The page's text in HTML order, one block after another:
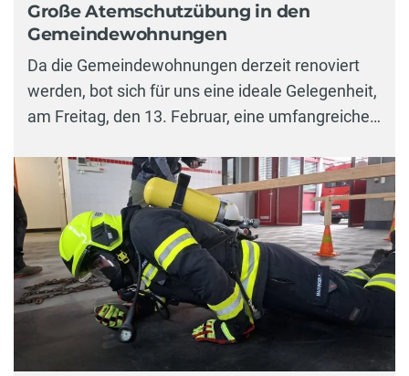
Große Atemschutzübung in den
Gemeindewohnungen
Da die Gemeindewohnungen derzeit renoviert
werden, bot sich für uns eine ideale Gelegenheit,
am Freitag, den 13. Februar, eine umfangreiche…